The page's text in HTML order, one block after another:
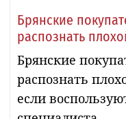
Брянские
распознать
Брянские
распознать
если